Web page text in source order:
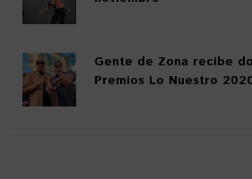
Gente de Zona recibe
Premios Lo Nuestro